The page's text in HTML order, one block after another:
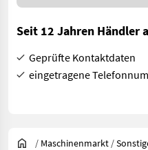
Seit 12 Jahren Händler
Geprüfte Kontaktdaten
eingetragene
/ Maschinenmarkt /